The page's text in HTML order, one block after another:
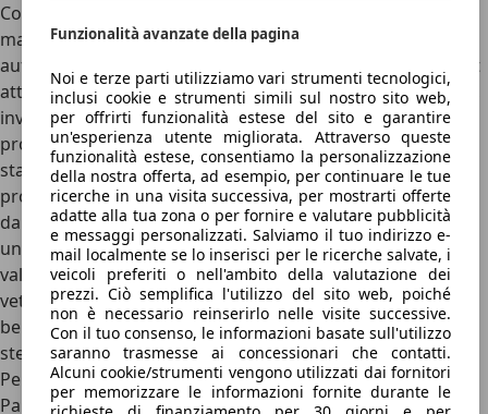
Funzionalità avanzate della pagina
Noi e terze parti utilizziamo vari strumenti tecnologici,
inclusi cookie e strumenti simili sul nostro sito web,
per offrirti funzionalità estese del sito e garantire
un'esperienza utente migliorata. Attraverso queste
funzionalità estese, consentiamo la personalizzazione
della nostra offerta, ad esempio, per continuare le tue
ricerche in una visita successiva, per mostrarti offerte
adatte alla tua zona o per fornire e valutare pubblicità
e messaggi personalizzati. Salviamo il tuo indirizzo e-
mail localmente se lo inserisci per le ricerche salvate, i
veicoli preferiti o nell'ambito della valutazione dei
prezzi. Ciò semplifica l'utilizzo del sito web, poiché
non è necessario reinserirlo nelle visite successive.
Con il tuo consenso, le informazioni basate sull'utilizzo
saranno trasmesse ai concessionari che contatti.
Alcuni cookie/strumenti vengono utilizzati dai fornitori
per memorizzare le informazioni fornite durante le
Con il
mantenitore attivo di corsia, l’assistente alla guida in
autostrada con cambio di corsia automatico e il Blind Spot
attivo, che previene collisioni laterali. Per quanto riguarda,
invece, la sicurezza passiva, essendo un’auto dai numeri di
produzioni piuttosto contenuti,la AMG GT non è ancora
stata testata dall’ente indipendente EuroNCAP, e
probabilmente non verrà mai testatané in Europa né
dall’equivalente americano, l’IIHS. Sicuramente si tratta di
un’auto molto sicura, nonostante sia priva della
valutazione di enti indipendenti, che si concentrano su
vetture di volume come, restando in casa Mercedes, le
berline come la Classe E (valutata, per la cronaca, con le 5
stelle dall’EuroNCAP).
Perché scegliere la Mercedes-AMG GT e perché no
Partiamo subito con un’ovvietà: essere nella posizione di